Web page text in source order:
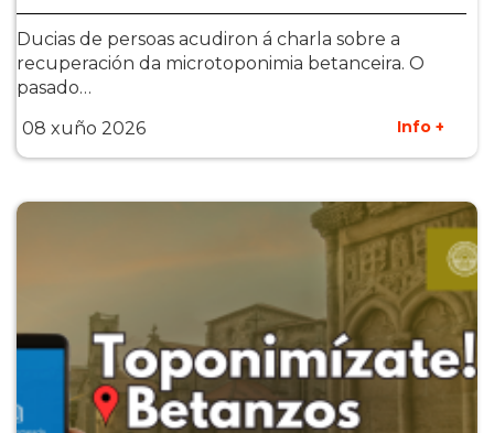
Ducias de persoas acudiron á charla sobre a
recuperación da microtoponimia betanceira. O
pasado…
08 xuño 2026
Info +